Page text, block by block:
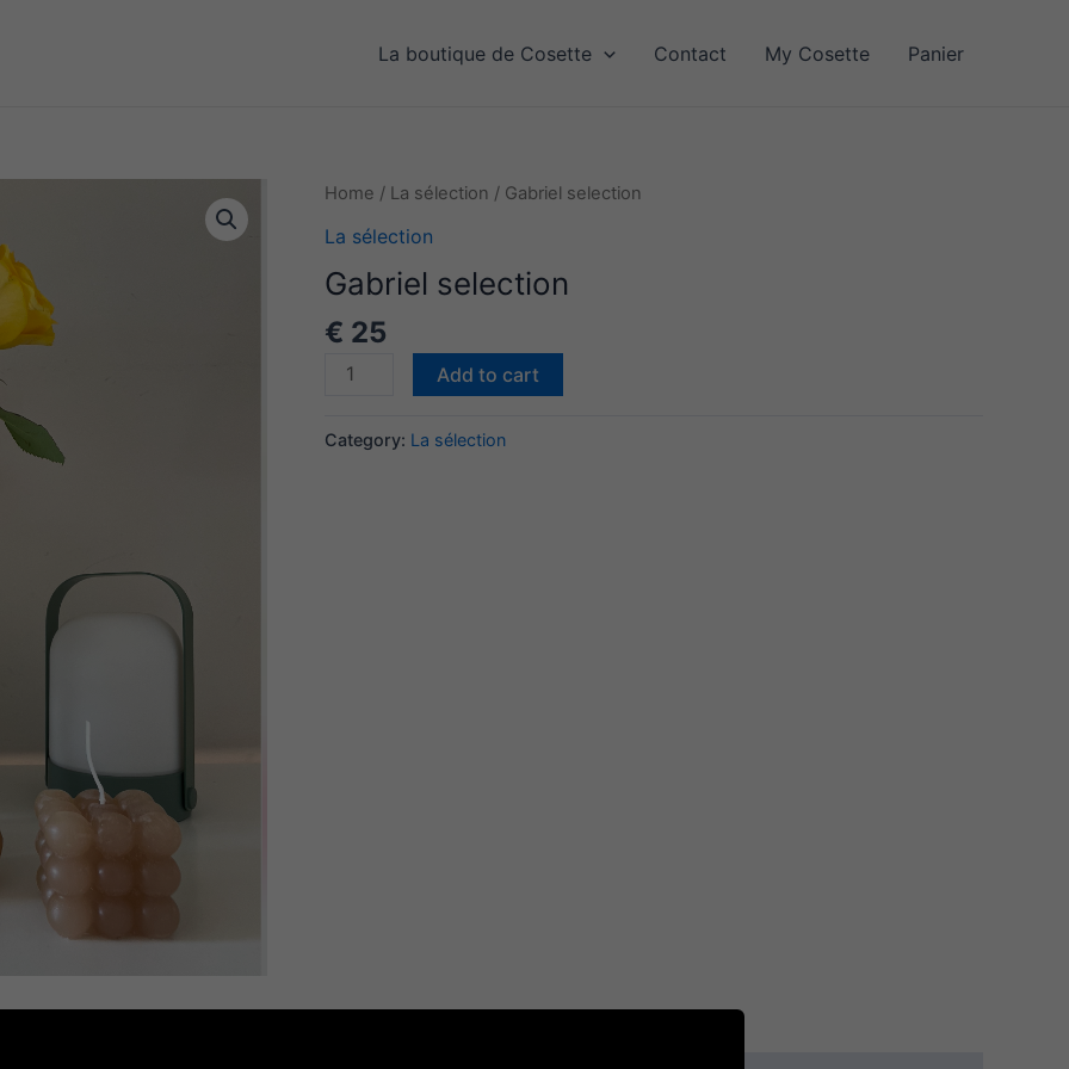
La boutique de Cosette Contact My Cosette Panier
Home / La sélection / Gabriel selection
La sélection
Gabriel selection
€ 25
Gabriel
Add to cart
Category: La sélection